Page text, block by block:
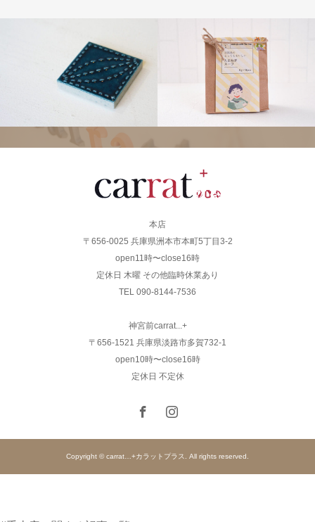
本店
〒656-0025 兵庫県洲本市本町5丁目3-2
open11時〜close16時
定休日 木曜 その他臨時休業あり
TEL 090-8144-7536
神宮前carrat...+
〒656-1521 兵庫県淡路市多賀732-1
open10時〜close16時
定休日 不定休
Copyright © carrat…+カラットプラス. All rights reserved.